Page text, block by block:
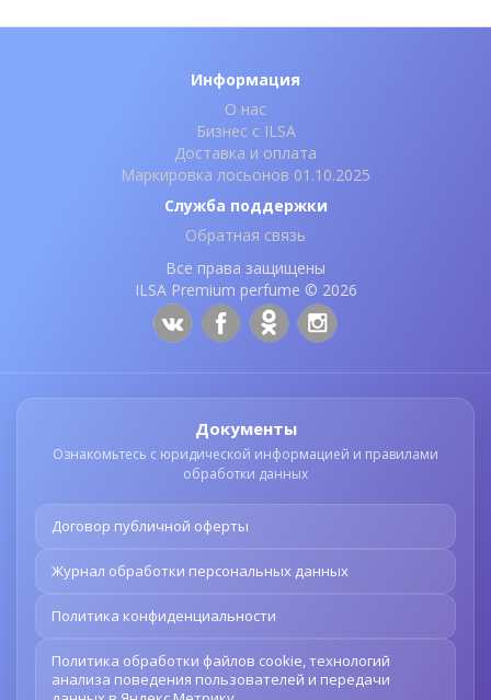
Информация
О нас
Бизнес с ILSA
Доставка и оплата
Маркировка лосьонов 01.10.2025
Служба поддержки
Обратная связь
Все права защищены
ILSA Premium perfume © 2026
Документы
Ознакомьтесь с юридической информацией и правилами
обработки данных
Договор публичной оферты
Журнал обработки персональных данных
Политика конфиденциальности
Политика обработки файлов cookie, технологий
анализа поведения пользователей и передачи